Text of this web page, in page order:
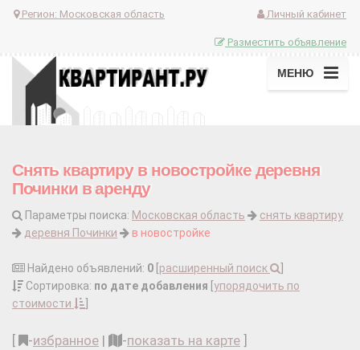
Регион: Московская область Личный кабинет
Разместить объявление
МЕНЮ
Снять квартиру в новостройке деревня
Починки в аренду
Параметры поиска: Московская область
снять квартиру
деревня Починки
в новостройке
Найдено объявлений: 0 расширенный поиск
Сортировка: по дате добавления упорядочить по
стоимости
-избранное | -показать на карте